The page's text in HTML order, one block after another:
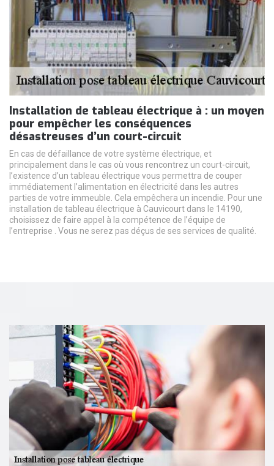
Installation de tableau électrique à : un moyen
pour empêcher les conséquences
désastreuses d’un court-circuit
En cas de défaillance de votre système électrique, et
principalement dans le cas où vous rencontrez un court-circuit,
l’existence d’un tableau électrique vous permettra de couper
immédiatement l’alimentation en électricité dans les autres
parties de votre immeuble. Cela empêchera un incendie. Pour une
installation de tableau électrique à Cauvicourt dans le 14190,
choisissez de faire appel à la compétence de l’équipe de
l’entreprise . Vous ne serez pas déçus de ses services de qualité.